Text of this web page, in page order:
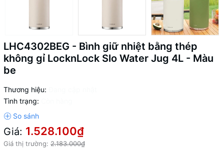
LHC4302BEG - Bình giữ nhiệt bằng thép
không gỉ LocknLock Slo Water Jug 4L - Màu
be
Thương hiệu:
Tình trạng:
Giá: 1.528.100₫
Giá thị trường: 2.183.000₫